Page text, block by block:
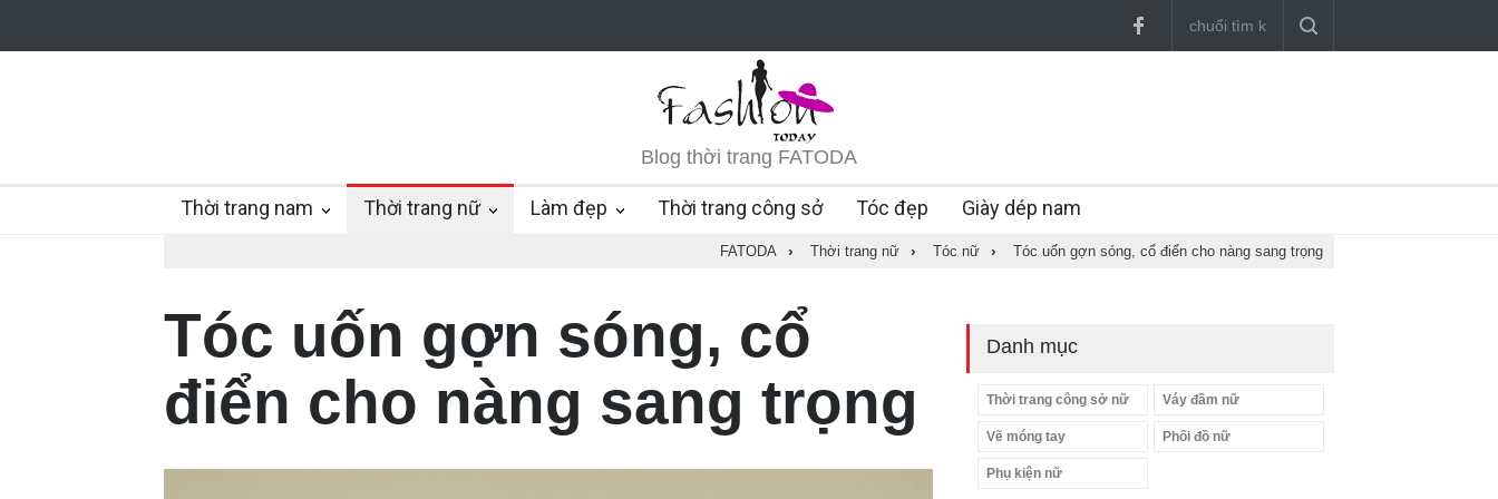
Blog thời trang FATODA
Thời trang nam Thời trang nữ Làm đẹp Thời trang công sở Tóc đẹp Giày dép nam
FATODA › Thời trang nữ › Tóc nữ › Tóc uốn gợn sóng, cổ điển cho nàng sang trọng
Tóc uốn gợn sóng, cổ
điển cho nàng sang trọng
Danh mục
Thời trang công sở nữ Váy đầm nữ
Vẽ móng tay Phối đồ nữ
Phụ kiện nữ